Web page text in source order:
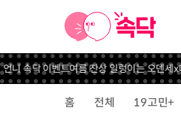
속닥 이벤트여름 잔상 일렁이는 오덴세x
홈 전체 19고민+